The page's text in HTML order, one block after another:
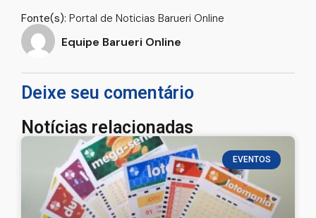
Fonte(s): Portal de Noticias Barueri Online
Equipe Barueri Online
Deixe seu comentário
Notícias relacionadas
EVENTOS